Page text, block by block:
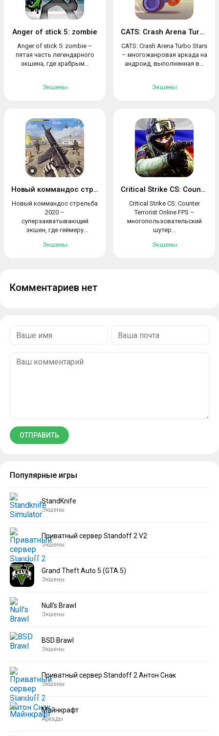
Anger of stick 5: zombie
Anger of stick 5: zombie –
пятая часть легендарного
экшена, где храбрым...
Экшены
CATS: Crash Arena Turbo Stars
CATS: Crash Arena Turbo Stars
– многожанровая аркада на
андроид, выполненная в...
Экшены
Новый коммандос стрельба 2020
Новый коммандос стрельба
2020 –
суперзахватывающий
экшен, где геймеру
Экшены
Critical Strike CS: Counter Terrorist
Critical Strike CS: Counter
Terrorist Online FPS –
многопользовательский
шутер...
Экшены
Комментариев нет
Популярные игры
StandKnife
Экшены
Приватный сервер Standoff 2 V2
Экшены
Grand Theft Auto 5 (GTA 5)
Экшены
Null’s Brawl
Экшены
BSD Brawl
Экшены
Приватный сервер Standoff 2 Антон Снак
Экшены
Майнкрафт
Аркады